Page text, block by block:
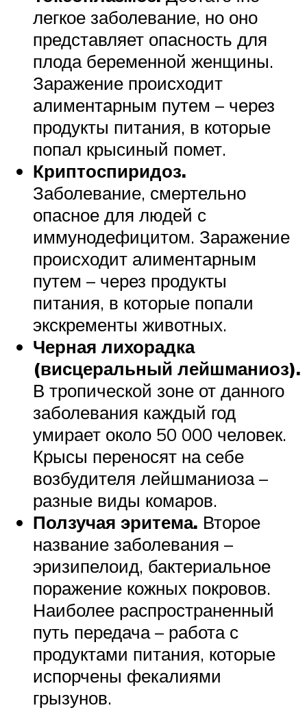
легкое заболевание, но оно
представляет опасность для
плода беременной женщины.
Заражение происходит
алиментарным путем – через
продукты питания, в которые
попал крысиный помет.
Криптоспиридоз.
Заболевание, смертельно
опасное для людей с
иммунодефицитом. Заражение
происходит алиментарным
путем – через продукты
питания, в которые попали
экскременты животных.
Черная лихорадка
(висцеральный лейшманиоз).
В тропической зоне от данного
заболевания каждый год
умирает около 50 000 человек.
Крысы переносят на себе
возбудителя лейшманиоза –
разные виды комаров.
Ползучая эритема. Второе
название заболевания –
эризипелоид, бактериальное
поражение кожных покровов.
Наиболее распространенный
путь передача – работа с
продуктами питания, которые
испорчены фекалиями
грызунов.